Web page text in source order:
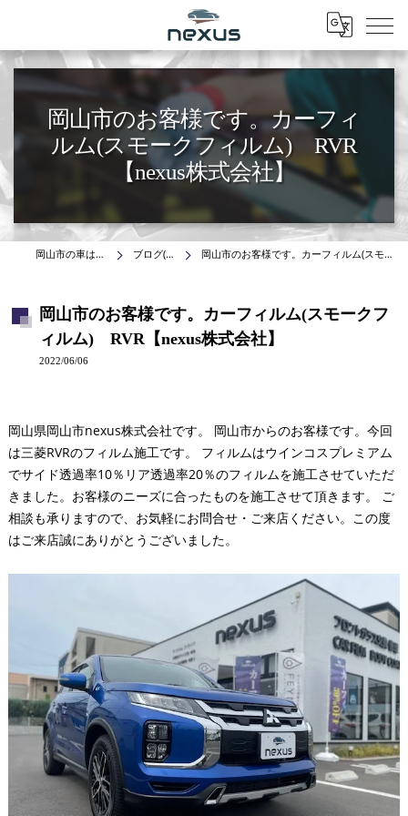
Menu
岡山市のお客様です。カーフィ
ルム(スモークフィルム) RVR
【nexus株式会社】
岡山市の車はnexus株式会社 ブログ(施工事例) 岡山市のお客様です。カーフィルム(スモークフィルム) RVR【nexus株式会社】
岡山市のお客様です。カーフィルム(スモークフ
ィルム) RVR【nexus株式会社】
2022/06/06
岡山県岡山市nexus株式会社です。 岡山市からのお客様です。今回
は三菱RVRのフィルム施工です。 フィルムはウインコスプレミアム
でサイド透過率10％リア透過率20％のフィルムを施工させていただ
きました。お客様のニーズに合ったものを施工させて頂きます。 ご
相談も承りますので、お気軽にお問合せ・ご来店ください。この度
はご来店誠にありがとうございました。